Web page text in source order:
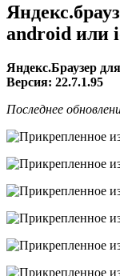
android или
Яндекс.Браузер
Версия: 22.7.1.95
Последнее